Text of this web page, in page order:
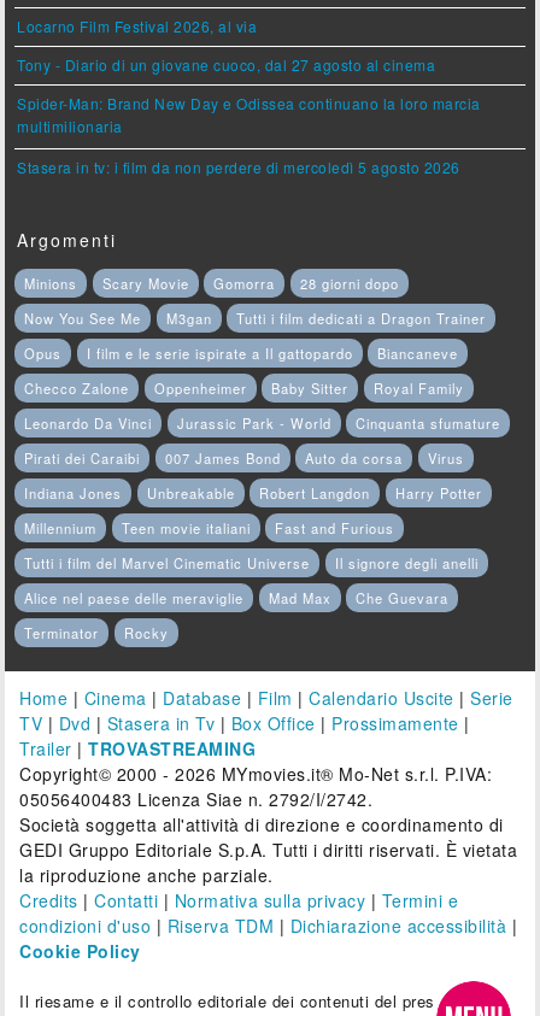
Locarno Film Festival 2026, al via
Tony - Diario di un giovane cuoco, dal 27 agosto al cinema
Spider-Man: Brand New Day e Odissea continuano la loro marcia
multimilionaria
Stasera in tv: i film da non perdere di mercoledì 5 agosto 2026
Argomenti
Minions Scary Movie Gomorra
28 giorni dopo
Now You See Me
M3gan
Tutti i film dedicati a Dragon Trainer
Opus
I film e le serie ispirate a Il gattopardo
Biancaneve
Checco Zalone
Oppenheimer Baby Sitter
Royal Family
Leonardo Da Vinci
Jurassic Park - World
Cinquanta sfumature
Pirati dei Caraibi
007 James Bond Auto da corsa
Virus
Indiana Jones
Unbreakable Robert Langdon
Harry Potter
Millennium
Teen movie italiani
Fast and Furious
Tutti i film del Marvel Cinematic Universe
Il signore degli anelli
Alice nel paese delle meraviglie
Mad Max
Che Guevara
Terminator
Rocky
Home | Cinema | Database | Film |Calendario Uscite |Serie
TV | Dvd | Stasera in Tv | Box Office | Prossimamente |
Trailer |TROVASTREAMING
Copyright© 2000 - 2026 MYmovies.it® Mo-Net s.r.l. P.IVA:
05056400483 Licenza Siae n. 2792/I/2742.
Società soggetta all'attività di direzione e coordinamento di
GEDI Gruppo Editoriale S.p.A. Tutti i diritti riservati. È vietata
la riproduzione anche parziale.
Credits |Contatti | Normativa sulla privacy | Termini e
condizioni d'uso | Riserva TDM | Dichiarazione accessibilità |
Cookie Policy
Il riesame e il controllo editoriale dei contenuti del presente sito